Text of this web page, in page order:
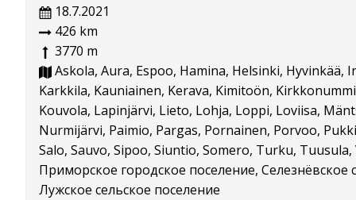
18.7.2021
426 km
3770 m
Askola, Aura, Espoo, Hamina, Helsinki, Hyvinkää,
Karkkila, Kauniainen, Kerava, Kimitoön,
Kouvola, Lapinjärvi, Lieto, Lohja, Loppi, Loviisa,
Nurmijärvi, Paimio, Pargas, Pornainen, Porvoo,
Salo, Sauvo, Sipoo, Siuntio, Somero, Turku,
Приморское городское поселение, Селезнёвское
Лужское сельское поселение